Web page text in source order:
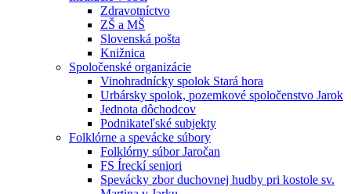
Zdravotníctvo
ZŠ a MŠ
Slovenská pošta
Knižnica
Spoločenské organizácie
Vinohradnícky spolok Stará hora
Urbársky spolok, pozemkové spoločenstvo Jarok
Jednota dôchodcov
Podnikateľské subjekty
Folklórne a spevácke súbory
Folklórny súbor Jaročan
FS Íreckí seniori
Spevácky zbor duchovnej hudby pri kostole sv.